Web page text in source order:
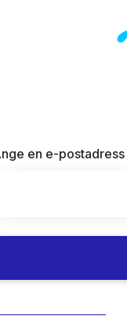
en e-postadress